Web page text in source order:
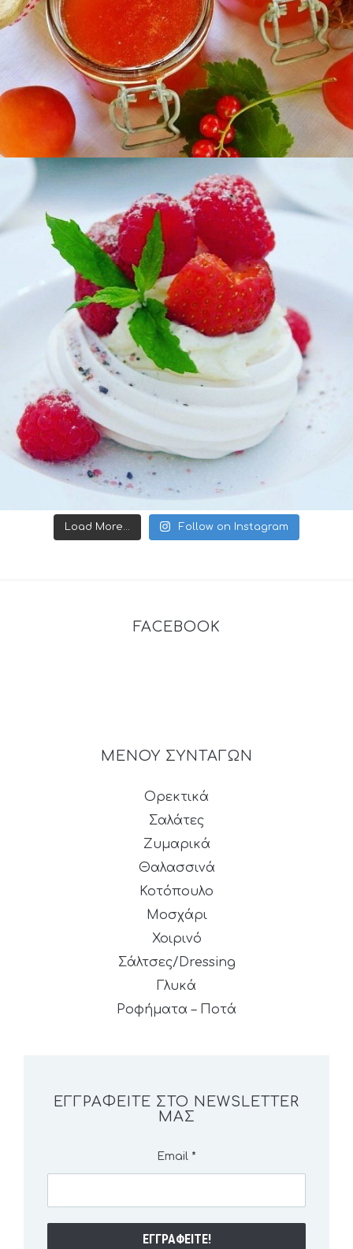
Load More... Follow on Instagram
FACEBOOK
ΜΕΝΟΥ ΣΥΝΤΑΓΩΝ
Ορεκτικά
Σαλάτες
Ζυμαρικά
Θαλασσινά
Κοτόπουλο
Μοσχάρι
Χοιρινό
Σάλτσες/Dressing
Γλυκά
Ροφήματα – Ποτά
ΕΓΓΡΑΦΕΊΤΕ ΣΤΟ NEWSLETTER
ΜΑΣ
Email *